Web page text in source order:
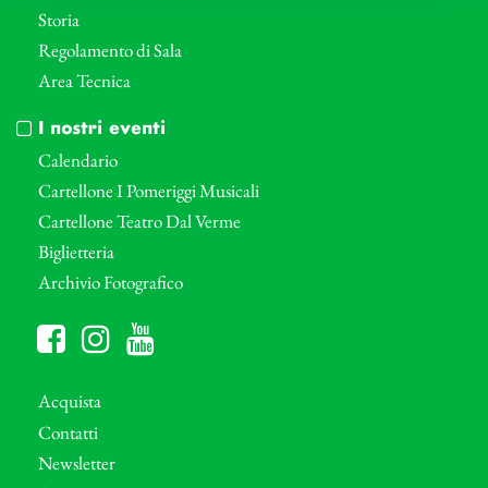
Storia
Regolamento di Sala
Area Tecnica
I nostri eventi
Calendario
Cartellone I Pomeriggi Musicali
Cartellone Teatro Dal Verme
Biglietteria
Archivio Fotografico
Acquista
Contatti
Newsletter